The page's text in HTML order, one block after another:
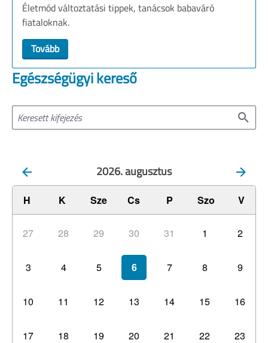
Életmód változtatási tippek, tanácsok babaváró
fiataloknak.
Tovább
Egészségügyi kereső
2026. augusztus
H K Sze Cs P Szo V
27 28 29 30 31 1 2
3 4 5 6 7 8 9
10 11 12 13 14 15 16
17 18 19 20 21 22 23